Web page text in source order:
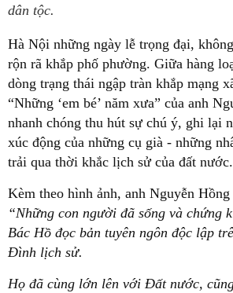
dân tộc.
Hà Nội những ngày lễ trọng đại,
rộn rã khắp phố phường. Giữa hàng
dòng trạng thái ngập tràn khắp mạng
“Những ‘em bé’ năm xưa” của anh
nhanh chóng thu hút sự chú ý, ghi lại
xúc động của những cụ già - những
trải qua thời khắc lịch sử của đất nước.
Kèm theo hình ảnh, anh Nguyễn Hồng
“Những con người đã sống và chứng
Bác Hồ đọc bản tuyên ngôn độc lập
Đình lịch sử.
Họ đã cùng lớn lên với Đất nước,